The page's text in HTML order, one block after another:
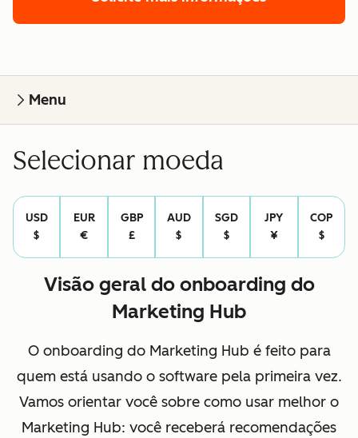
Menu
Selecionar moeda
USD
$
EUR
€
GBP
£
AUD
$
SGD
$
JPY
¥
COP
$
Visão geral do onboarding do
Marketing Hub
O onboarding do Marketing Hub é feito para
quem está usando o software pela primeira vez.
Vamos orientar você sobre como usar melhor o
Marketing Hub: você receberá recomendações